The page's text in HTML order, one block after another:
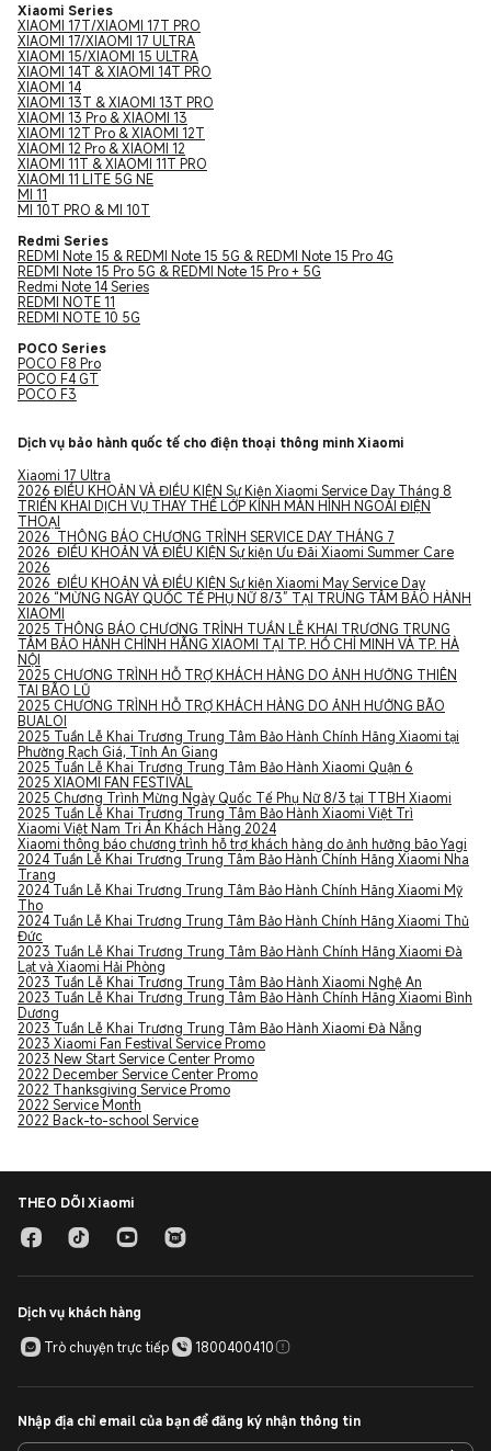
Xiaomi Series
XIAOMI 17T/XIAOMI 17T PRO
XIAOMI 17/XIAOMI 17 ULTRA
XIAOMI 15/XIAOMI 15 ULTRA
XIAOMI 14T & XIAOMI 14T PRO
XIAOMI 14
XIAOMI 13T & XIAOMI 13T PRO
XIAOMI 13 Pro & XIAOMI 13
XIAOMI 12T Pro & XIAOMI 12T
XIAOMI 12 Pro & XIAOMI 12
XIAOMI 11T & XIAOMI 11T PRO
XIAOMI 11 LITE 5G NE
MI 11
MI 10T PRO & MI 10T
Redmi Series
REDMI Note 15 & REDMI Note 15 5G & REDMI Note 15 Pro 4G
REDMI Note 15 Pro 5G & REDMI Note 15 Pro + 5G
Redmi Note 14 Series
REDMI NOTE 11
REDMI NOTE 10 5G
POCO Series
POCO F8 Pro
POCO F4 GT
POCO F3
Dịch vụ bảo hành quốc tế cho điện thoại thông minh Xiaomi
Xiaomi 17 Ultra
2026 ĐIỀU KHOẢN VÀ ĐIỀU KIỆN Sự Kiện Xiaomi Service Day Tháng 8
TRIỂN KHAI DỊCH VỤ THAY THẾ LỚP KÍNH MÀN HÌNH NGOÀI ĐIỆN
THOẠI
2026 THÔNG BÁO CHƯƠNG TRÌNH SERVICE DAY THÁNG 7
2026 ĐIỀU KHOẢN VÀ ĐIỀU KIỆN Sự kiện Ưu Đãi Xiaomi Summer Care
2026
2026 ĐIỀU KHOẢN VÀ ĐIỀU KIỆN Sự kiện Xiaomi May Service Day
2026 “MỪNG NGÀY QUỐC TẾ PHỤ NỮ 8/3” TẠI TRUNG TÂM BẢO HÀNH
XIAOMI
2025 THÔNG BÁO CHƯƠNG TRÌNH TUẦN LỄ KHAI TRƯƠNG TRUNG
TÂM BẢO HÀNH CHÍNH HÃNG XIAOMI TẠI TP. HỒ CHÍ MINH VÀ TP. HÀ
NỘI
2025 CHƯƠNG TRÌNH HỖ TRỢ KHÁCH HÀNG DO ẢNH HƯỞNG THIÊN
TAI BÃO LŨ
2025 CHƯƠNG TRÌNH HỖ TRỢ KHÁCH HÀNG DO ẢNH HƯỞNG BÃO
BUALOI
2025 Tuần Lễ Khai Trương Trung Tâm Bảo Hành Chính Hãng Xiaomi tại
Phường Rạch Giá, Tỉnh An Giang
2025 Tuần Lễ Khai Trương Trung Tâm Bảo Hành Xiaomi Quận 6
2025 XIAOMI FAN FESTIVAL
2025 Chương Trình Mừng Ngày Quốc Tế Phụ Nữ 8/3 tại TTBH Xiaomi
2025 Tuần Lễ Khai Trương Trung Tâm Bảo Hành Xiaomi Việt Trì
Xiaomi Việt Nam Tri Ân Khách Hàng 2024
Xiaomi thông báo chương trình hỗ trợ khách hàng do ảnh hưởng bão Yagi
2024 Tuần Lễ Khai Trương Trung Tâm Bảo Hành Chính Hãng Xiaomi Nha
Trang
2024 Tuần Lễ Khai Trương Trung Tâm Bảo Hành Chính Hãng Xiaomi Mỹ
Tho
2024 Tuần Lễ Khai Trương Trung Tâm Bảo Hành Chính Hãng Xiaomi Thủ
Đức
2023 Tuần Lễ Khai Trương Trung Tâm Bảo Hành Chính Hãng Xiaomi Đà
Lạt và Xiaomi Hải Phòng
2023 Tuần Lễ Khai Trương Trung Tâm Bảo Hành Xiaomi Nghệ An
2023 Tuần Lễ Khai Trương Trung Tâm Bảo Hành Chính Hãng Xiaomi Bình
Dương
2023 Tuần Lễ Khai Trương Trung Tâm Bảo Hành Xiaomi Đà Nẵng
2023 Xiaomi Fan Festival Service Promo
2023 New Start Service Center Promo
2022 December Service Center Promo
2022 Thanksgiving Service Promo
2022 Service Month
2022 Back-to-school Service
THEO DÕI Xiaomi
Dịch vụ khách hàng
Trò chuyện trực tiếp
1800400410
Nhập địa chỉ email của bạn để đăng ký nhận thông tin